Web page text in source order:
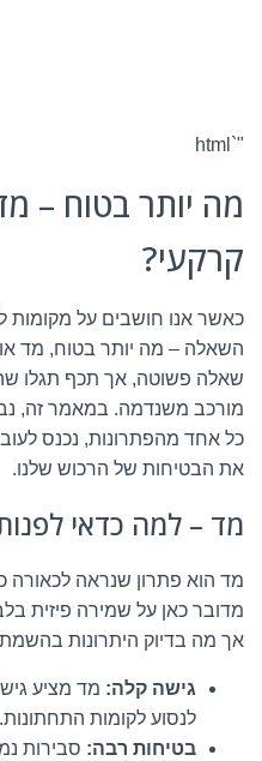
"`html
מה יותר בטוח –
קרקעי?
כאשר אנו חושבים על מקומות
השאלה – מה יותר בטוח, מד או
שאלה פשוטה, אך תכף תגלו
מורכב משנדמה. במאמר זה,
כל אחד מהפתרונות, נכנס
את הבטיחות של הרכוש שלנו.
מד – למה כדאי
מד הוא פתרון שנראה לכאורה
מדובר כאן על שמירה פיזית
אך מה בדיוק היתרונות
גישה קלה: מד מציע
לנסוע לקומות התחתונות.
בטיחות רבה: סבירות